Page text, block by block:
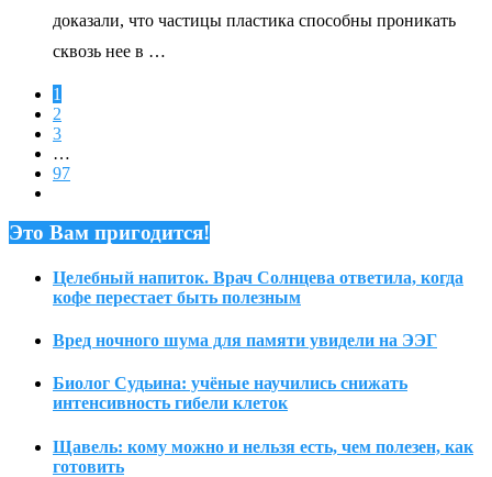
доказали, что частицы пластика способны проникать
сквозь нее в …
1
2
3
…
97
Это Вам пригодится!
Целебный напиток. Врач Солнцева ответила, когда
кофе перестает быть полезным
Вред ночного шума для памяти увидели на ЭЭГ
Биолог Судьина: учёные научились снижать
интенсивность гибели клеток
Щавель: кому можно и нельзя есть, чем полезен, как
готовить